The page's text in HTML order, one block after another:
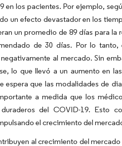
en los pacientes. Por ejemplo,
un efecto devastador en los
un promedio de 89 días para
de 30 días. Por lo
al mercado. Sin
lo que llevó a un aumento en
espera que las modalidades de
a medida que los
del COVID-19. Esto
el crecimiento del
al crecimiento del